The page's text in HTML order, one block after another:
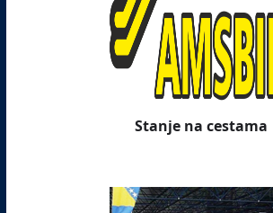
Stanje na cestama